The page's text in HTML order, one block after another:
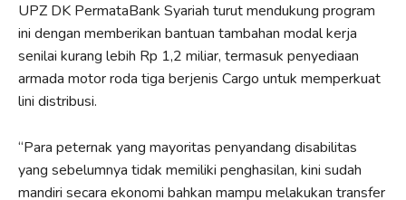
UPZ DK PermataBank Syariah turut mendukung program
ini dengan memberikan bantuan tambahan modal kerja
senilai kurang lebih Rp 1,2 miliar, termasuk penyediaan
armada motor roda tiga berjenis Cargo untuk memperkuat
lini distribusi.
“Para peternak yang mayoritas penyandang disabilitas
yang sebelumnya tidak memiliki penghasilan, kini sudah
mandiri secara ekonomi bahkan mampu melakukan transfer